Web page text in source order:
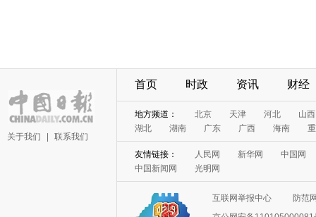
关于我们 联系我们
首页 时政 资讯 财经
地方频道： 北京 天津 河北
山西
湖北
湖南 广东 广西 海南
友情链接： 人民网 新华网
中国网
中国新闻网
光明网
互联网举报中心
防范